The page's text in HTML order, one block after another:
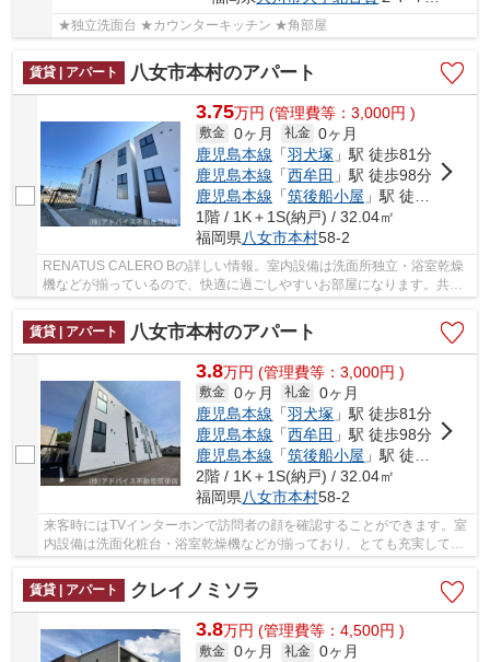
★独立洗面台 ★カウンターキッチン ★角部屋
賃貸 | アパート 八女市本村のアパート
3.75万円 (管理費等：3,000円 )
敷金 0ヶ月 礼金 0ヶ月
鹿児島本線 「羽犬塚 」駅 徒歩81分
鹿児島本線 「西牟田 」駅 徒歩98分
鹿児島本線 「筑後船小屋 」駅 徒歩112分
1階 / 1K＋1S(納戸) / 32.04㎡
福岡県八女市本村58-2
RENATUS CALERO Bの詳しい情報。室内設備は洗面所独立・浴室乾燥
機などが揃っているので、快適に過ごしやすいお部屋になります。共用
部には宅配ボックスが備え付けられているため、対...
賃貸 | アパート
八女市本村のアパート
3.8万円 (管理費等：3,000円 )
敷金 0ヶ月 礼金 0ヶ月
鹿児島本線 「羽犬塚 」駅 徒歩81分
鹿児島本線 「西牟田 」駅 徒歩98分
鹿児島本線 「筑後船小屋 」駅 徒歩112分
2階 / 1K＋1S(納戸) / 32.04㎡
福岡県八女市本村58-2
来客時にはTVインターホンで訪問者の顔を確認することができます。室
内設備は洗面化粧台・浴室乾燥機などが揃っており、とても充実してい
ます。留守中に注文した商品が届くので、配送...
賃貸 | アパート
クレイノミソラ
3.8万円 (管理費等：4,500円 )
敷金 0ヶ月 礼金 0ヶ月